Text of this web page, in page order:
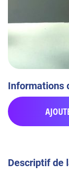
Informations
Descriptif de